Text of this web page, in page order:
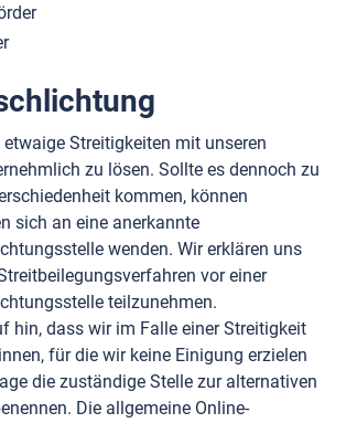
Streitigkeiten mit unseren
zu lösen. Sollte es dennoch zu
kommen, können
sich an eine anerkannte
wenden. Wir erklären uns
vor einer
teilzunehmen.
hin, dass wir im Falle einer Streitigkeit
für die wir keine Einigung erzielen
die zuständige Stelle zur alternativen
Die allgemeine Online-